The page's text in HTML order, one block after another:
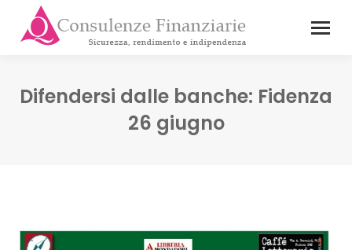
Difendersi dalle banche: Fidenza
26 giugno